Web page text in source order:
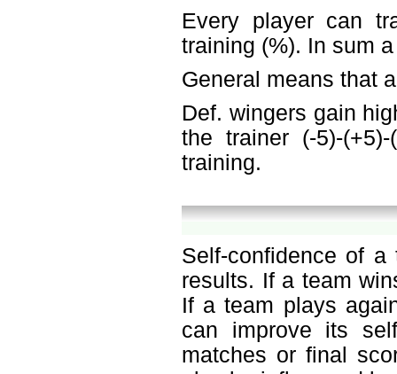
Every player can
training (%). In sum
General means that
Def. wingers gain
the trainer (-5)-
training.
Self-confidence of
results. If a team
If a team plays
can improve its
matches or final